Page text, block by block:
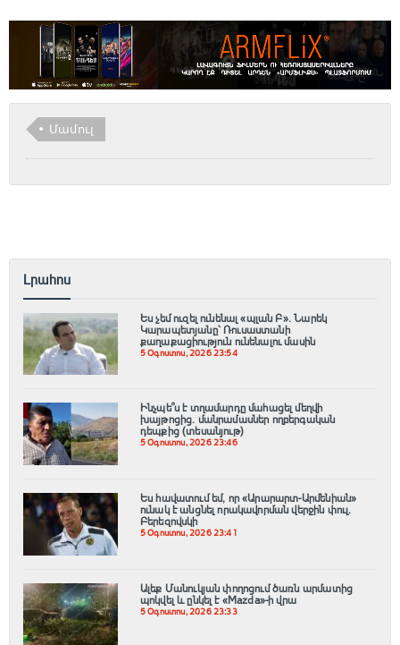
Մամուլ
Լրահոս
Ես չեմ ուզել ունենալ «պլան Բ»․ Նարեկ
Կարապետյանը՝ Ռուսաստանի
քաղաքացիություն ունենալու մասին
5 Օգոստոս, 2026 23:54
Ինչպե՞ս է տղամարդը մահացել մեղվի
խայթոցից. մանրամասներ ողբերգական
դեպքից (տեսանյութ)
5 Օգոստոս, 2026 23:46
Ես հավատում եմ, որ «Արարարտ-Արմենիան»
ունակ է անցնել որակավորման վերջին փուլ.
Բերեզովսկի
5 Օգոստոս, 2026 23:41
Ալեք Մանուկյան փողոցում ծառն արմատից
պոկվել և ընկել է «Mazda»-ի վրա
5 Օգոստոս, 2026 23:33